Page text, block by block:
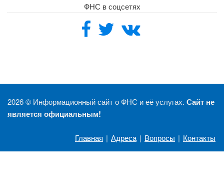
ФНС в соцсетях
2026 © Информационный сайт о ФНС и её услугах. Сайт не
является официальным!
Главная | Адреса | Вопросы | Контакты